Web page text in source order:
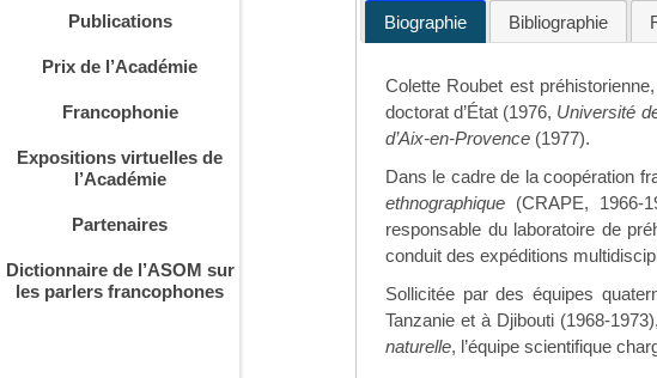
Publications
Prix de l’Académie
Francophonie
Expositions virtuelles de
l’Académie
Partenaires
Dictionnaire de l’ASOM sur
les parlers francophones
Biographie Bibliographie
Colette Roubet est
doctorat d’État (1976, Université
d’Aix-en-Provence (1977).
Dans le cadre de la coopération
ethnographique (CRAPE, 1966-
responsable du laboratoire de
conduit des expéditions
Sollicitée par des équipes
Tanzanie et à Djibouti (1968-
naturelle, l’équipe scientifique